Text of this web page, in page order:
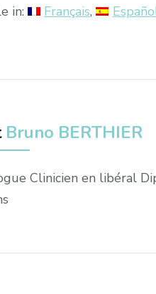
in: Français
Bruno BERTHIER
Clinicien en libéral